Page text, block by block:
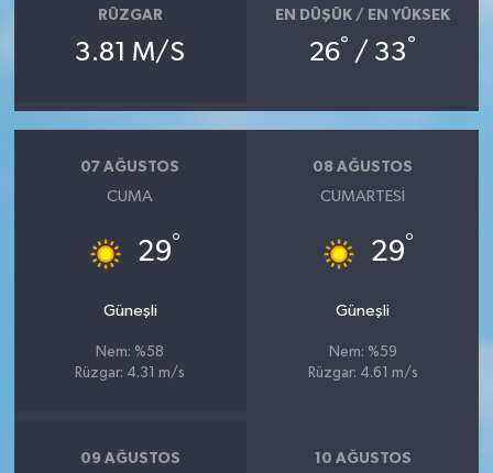
RÜZGAR
3.81 M/S
EN DÜŞÜK / EN YÜKSEK
26° / 33°
07 AĞUSTOS
CUMA
29°
Güneşli
Nem: %58
Rüzgar: 4.31 m/s
08 AĞUSTOS
CUMARTESI
29°
Güneşli
Nem: %59
Rüzgar: 4.61 m/s
09 AĞUSTOS 10 AĞUSTOS